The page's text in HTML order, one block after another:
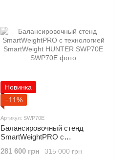
Новинка
−11%
Артикул: SWP70E
Балансировочный стенд
SmartWeightPRO с
HUNTER SWP70E315 000 грн
281 600 грн